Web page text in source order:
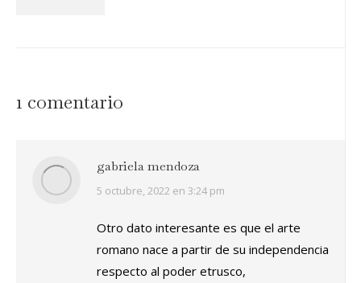
1 comentario
gabriela mendoza
dice:
5 octubre, 2022 en 3:24 pm
Otro dato interesante es que el arte
romano nace a partir de su independencia
respecto al poder etrusco,